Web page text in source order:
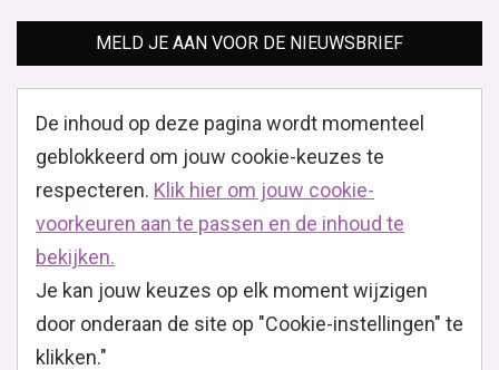
MELD JE AAN VOOR DE NIEUWSBRIEF
De inhoud op deze pagina wordt momenteel
geblokkeerd om jouw cookie-keuzes te
respecteren. Klik hier om jouw cookie-
voorkeuren aan te passen en de inhoud te
bekijken.
Je kan jouw keuzes op elk moment wijzigen
door onderaan de site op "Cookie-instellingen" te
klikken."